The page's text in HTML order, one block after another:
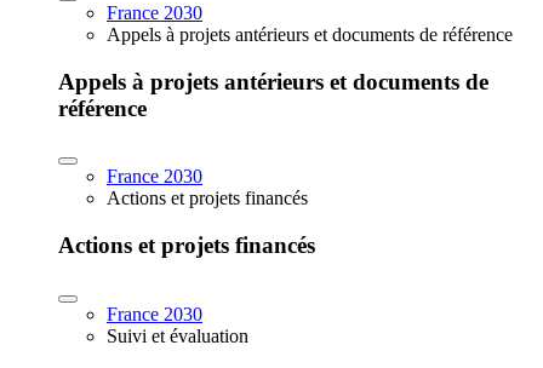
France 2030
Appels à projets antérieurs et documents de référence
Appels à projets antérieurs et documents de
référence
France 2030
Actions et projets financés
Actions et projets financés
France 2030
Suivi et évaluation